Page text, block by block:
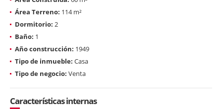
Área Terreno: 114 m²
Dormitorio: 2
Baño: 1
Año construcción: 1949
Tipo de inmueble: Casa
Tipo de negocio: Venta
Características internas